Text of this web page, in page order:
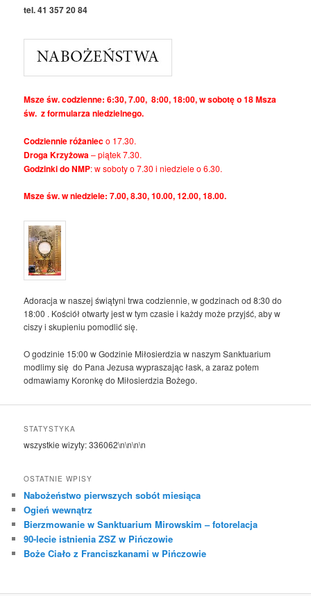
tel. 41 357 20 84
Msze św. codzienne: 6:30, 7.00, 8:00, 18:00, w sobotę o 18 Msza
św. z formularza niedzielnego.
Codziennie różanieco 17.30.
Droga Krzyżowa – piątek 7.30.
Godzinki do NMP: w soboty o 7.30 i niedziele o 6.30.
Msze św. w niedziele: 7.00, 8.30, 10.00, 12.00, 18.00.
Adoracja w naszej świątyni trwa codziennie, w godzinach od 8:30 do
18:00 . Kościół otwarty jest w tym czasie i każdy może przyjść, aby w
ciszy i skupieniu pomodlić się.
O godzinie 15:00 w Godzinie Miłosierdzia w naszym Sanktuarium
modlimy się do Pana Jezusa wypraszając łask, a zaraz potem
odmawiamy Koronkę do Miłosierdzia Bożego.
STATYSTYKA
wszystkie wizyty:336062\n\n\n\n
OSTATNIE WPISY
Nabożeństwo pierwszych sobót miesiąca
Ogień wewnątrz
Bierzmowanie w Sanktuarium Mirowskim – fotorelacja
90-lecie istnienia ZSZ w Pińczowie
Boże Ciało z Franciszkanami w Pińczowie